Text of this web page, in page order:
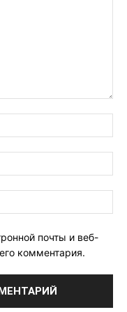
почты и веб-
комментария.